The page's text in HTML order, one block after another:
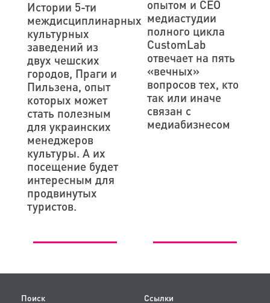
Истории 5-ти
междисциплинарных
культурных
заведений из
двух чешских
городов, Праги и
Пильзена, опыт
которых может
стать полезным
для украинских
менеджеров
культуры. А их
посещение будет
интересным для
продвинутых
туристов.
опытом и CEO
медиастудии
полного цикла
CustomLab
отвечает на пять
«вечных»
вопросов тех, кто
так или иначе
связан с
медиабизнесом
Поиск Ссылки